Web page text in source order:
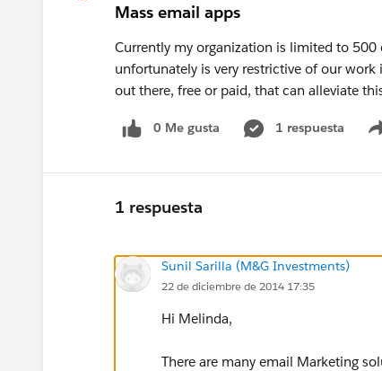
Mass email apps
Currently my organization is limited to
unfortunately is very restrictive of our
out there, free or paid, that can alleviate
0 Me gusta 1 respuesta
1 respuesta
Sunil Sarilla (M&G Investments)
22 de diciembre de 2014 17:35
Hi Melinda,
There are many email Marketing